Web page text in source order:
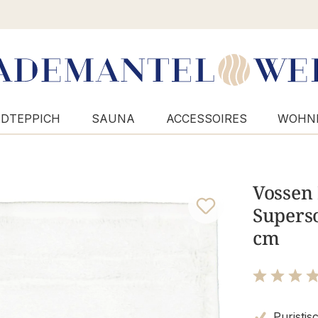
SAUNA ACCESSOIRES
cm